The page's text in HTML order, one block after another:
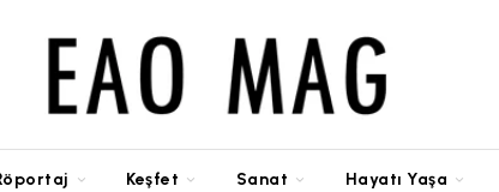
Keşfet Sanat Hayatı Yaşa